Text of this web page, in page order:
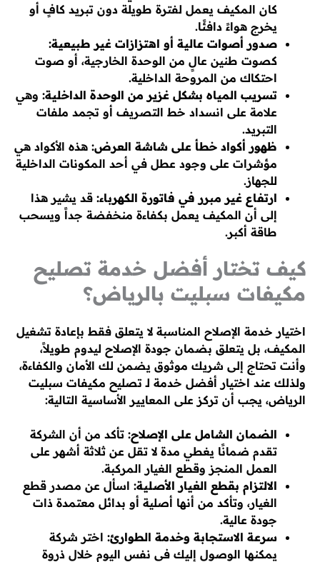
كان المكيف يعمل لفترة طويلة دون تبريد كافٍ أو
يخرج هواءً دافئًا.
صدور أصوات عالية أو اهتزازات غير طبيعية:
كصوت طنين عالٍ من الوحدة الخارجية، أو صوت
احتكاك من المروحة الداخلية.
تسريب المياه بشكل غزير من الوحدة الداخلية: وهي
علامة على انسداد خط التصريف أو تجمد ملفات
التبريد.
ظهور أكواد خطأ على شاشة العرض: هذه الأكواد هي
مؤشرات على وجود عطل في أحد المكونات الداخلية
للجهاز.
ارتفاع غير مبرر في فاتورة الكهرباء: قد يشير هذا
إلى أن المكيف يعمل بكفاءة منخفضة جداً ويسحب
طاقة أكبر.
كيف تختار أفضل خدمة تصليح
مكيفات سبليت بالرياض؟
اختيار خدمة الإصلاح المناسبة لا يتعلق فقط بإعادة تشغيل
المكيف، بل يتعلق بضمان جودة الإصلاح ليدوم طويلاً،
وأنت تحتاج إلى شريك موثوق يضمن لك الأمان والكفاءة،
ولذلك عند اختيار أفضل خدمة لـ تصليح مكيفات سبليت
الرياض، يجب أن تركز على المعايير الأساسية التالية:
الضمان الشامل على الإصلاح: تأكد من أن الشركة
تقدم ضمانًا يغطي مدة لا تقل عن ثلاثة أشهر على
العمل المنجز وقطع الغيار المركبة.
الالتزام بقطع الغيار الأصلية: اسأل عن مصدر قطع
الغيار، وتأكد من أنها أصلية أو بدائل معتمدة ذات
جودة عالية.
سرعة الاستجابة وخدمة الطوارئ: اختر شركة
يمكنها الوصول إليك في نفس اليوم خلال ذروة